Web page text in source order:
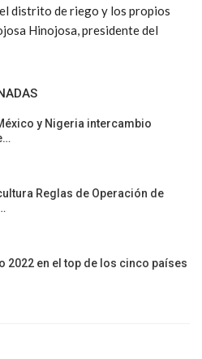
distrito de riego y los propios
Hinojosa, presidente del
y Nigeria intercambio
Reglas de Operación de
2022 en el top de los cinco países